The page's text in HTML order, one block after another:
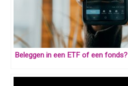
Beleggen in een ETF of een fonds?